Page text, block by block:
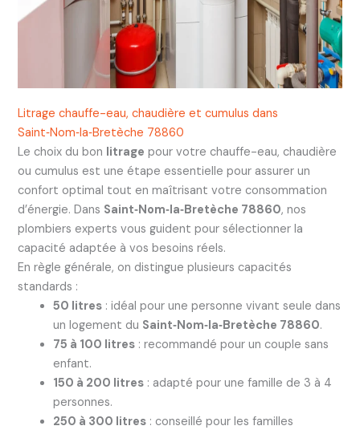
Litrage chauffe-eau, chaudière et cumulus dans
Saint‑Nom‑la‑Bretèche 78860
Le choix du bon litrage pour votre chauffe-eau, chaudière
ou cumulus est une étape essentielle pour assurer un
confort optimal tout en maîtrisant votre consommation
d’énergie. Dans Saint‑Nom‑la‑Bretèche 78860, nos
plombiers experts vous guident pour sélectionner la
capacité adaptée à vos besoins réels.
En règle générale, on distingue plusieurs capacités
standards :
50 litres: idéal pour une personne vivant seule dans
un logement du Saint‑Nom‑la‑Bretèche 78860.
75 à 100 litres: recommandé pour un couple sans
enfant.
150 à 200 litres: adapté pour une famille de 3 à 4
personnes.
250 à 300 litres: conseillé pour les familles